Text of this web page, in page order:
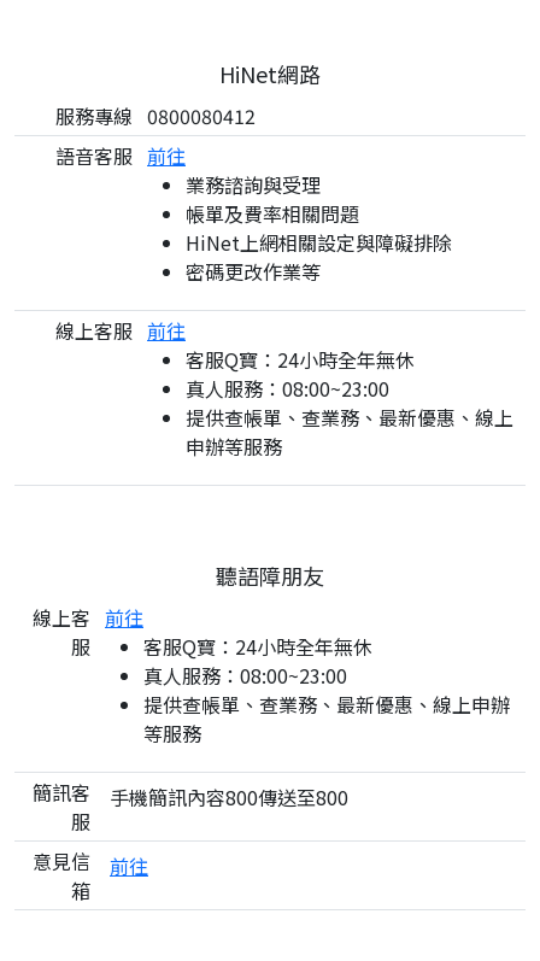
HiNet網路
服務專線 0800080412
語音客服 前往
業務諮詢與受理
帳單及費率相關問題
HiNet上網相關設定與障礙排除
密碼更改作業等
線上客服 前往
客服Q寶：24小時全年無休
真人服務：08:00~23:00
提供查帳單、查業務、最新優惠、線上
申辦等服務
聽語障朋友
線上客
服
前往
客服Q寶：24小時全年無休
真人服務：08:00~23:00
提供查帳單、查業務、最新優惠、線上申辦
等服務
簡訊客
服
手機簡訊內容800傳送至800
意見信
箱
前往